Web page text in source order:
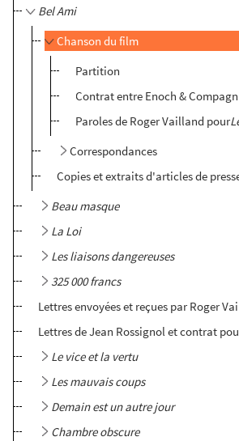
Bel Ami
Chanson du film
Partition
Contrat entre Enoch &
Paroles de Roger Vailland pour
Correspondances
Copies et extraits d'articles de
Beau masque
La Loi
Les liaisons dangereuses
325 000 francs
Lettres envoyées et reçues par Roger
Lettres de Jean Rossignol et contrat
Le vice et la vertu
Les mauvais coups
Demain est un autre jour
Chambre obscure